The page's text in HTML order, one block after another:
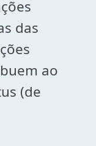
das
ao
(de